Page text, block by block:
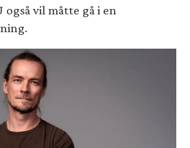
vil måtte gå i en